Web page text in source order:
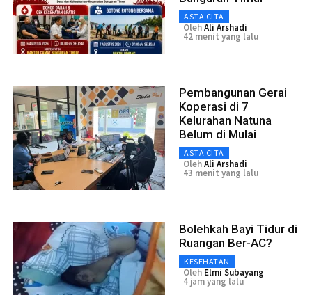
ASTA CITA
OlehAli Arshadi
42 menit yang lalu
Pembangunan Gerai
Koperasi di 7
Kelurahan Natuna
Belum di Mulai
ASTA CITA
OlehAli Arshadi
43 menit yang lalu
Bolehkah Bayi Tidur di
Ruangan Ber-AC?
KESEHATAN
Oleh Elmi Subayang
4 jam yang lalu